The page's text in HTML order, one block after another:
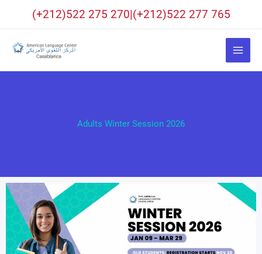
(+212)522 275 270|(+212)522 277 765
Adults Winter Session 2026